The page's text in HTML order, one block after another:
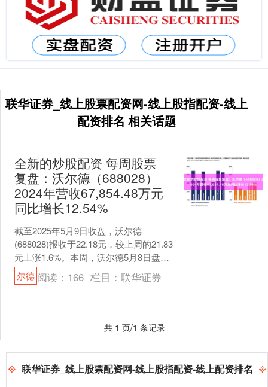
联华证券_线上股票配资网-线上股指配资-线上
配资排名 相关话题
全新的炒股配资 每周股票
复盘：沃尔德（688028）
2024年营收67,854.48万元
同比增长12.54%
截至2025年5月9日收盘，沃尔德
(688028)报收于22.18元，较上周的21.83
元上涨1.6%。本周，沃尔德5月8日盘中
最高价报23.18元。5月7日盘....
尔德 阅读： 166 栏目： 联华证券
共 1 页/1 条记录
联华证券_线上股票配资网-线上股指配资-线上配资排名